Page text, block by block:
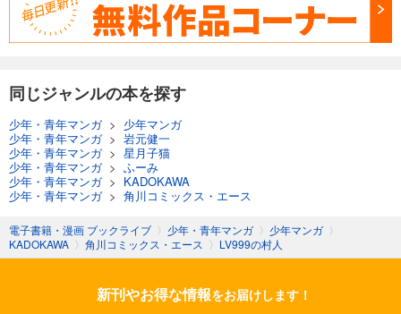
同じジャンルの本を探す
少年・青年マンガ> 少年マンガ
少年・青年マンガ> 岩元健一
少年・青年マンガ> 星月子猫
少年・青年マンガ> ふーみ
少年・青年マンガ> KADOKAWA
少年・青年マンガ> 角川コミックス・エース
電子書籍・漫画 ブックライブ 〉 少年・青年マンガ 〉 少年マンガ 〉
KADOKAWA 〉 角川コミックス・エース 〉 LV999の村人
新刊やお得な情報をお届けします！